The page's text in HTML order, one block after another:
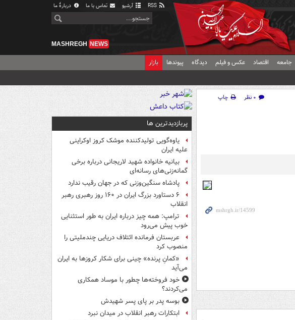
آرشیو تماس با ما دربارهٔ ما
MASHREGH NEWS
جامعه اقتصاد عکس و فیلم دیدگاه پیوندها بازار
۰ نظر
چاپ
پربازدیدترین ها
یاوه‌گویی تولیدکننده موشک کروز اوکراینی
علیه ایران
بیانیه خانواده شهید لاریجانی درباره برخی
گمانه‌زنی‌های رسانه‌ای
پادشاه سنگین‌وزنی که در جهان رقیب ندارد
۶ دستاورد بزرگ ایران در ۱۶۰ روز رهبری رهبر
انقلاب
ترامپ: همه چیز درباره ایران به طور استثنایی
خوب پیش می‌رود
عربستان فرمانده ائتلاف دریایی چندملیتی را
منصوب کرد
«کمانِ پرنده» چینی برای شکار کروزها به ایران
می‌آید
خود فروخته‌ها چطور با موساد همکاری
می‌کردند؟
بوسه‌ پدر بر پای پسر شهیدش
ابتکارات رهبر انقلاب در میدان نبرد